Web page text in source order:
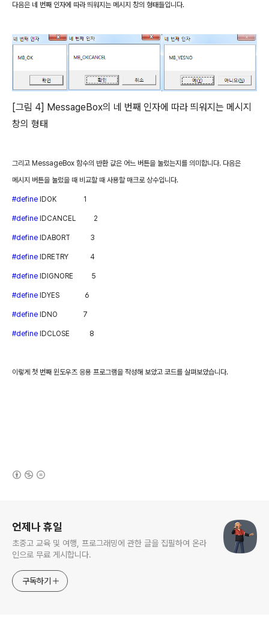
다음은 네 번째 인자에 따라 띄워지는 메시지 창의 형태들입니다.
[그림 4] MessageBox의 네 번째 인자에 따라 띄워지는 메시지
창의 형태
그리고 MessageBox 함수의 반환 값은 어느 버튼을 눌렀는지를 의미합니다. 다음은
메시지 버튼을 눌렀을 때 비교할 때 사용할 매크로 상수입니다.
#define IDOK 1
#define IDCANCEL 2
#define IDABORT 3
#define IDRETRY 4
#define IDIGNORE 5
#define IDYES 6
#define IDNO 7
#define IDCLOSE 8
이렇게 첫 번째 윈도우즈 응용 프로그램을 작성해 보았고 코드를 살펴보았습니다.
언제나 휴일
초중고 교육 및 여행, 프로그래밍에 관한 글을 집필하여 온라
인으로 무료 게시합니다.
구독하기